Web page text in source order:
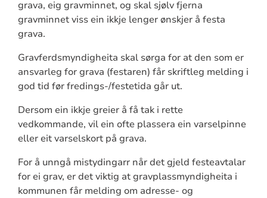
grava, eig gravminnet, og skal sjølv fjerna
gravminnet viss ein ikkje lenger ønskjer å festa
grava.
Gravferdsmyndigheita skal sørga for at den som er
ansvarleg for grava (festaren) får skriftleg melding i
god tid før fredings-/festetida går ut.
Dersom ein ikkje greier å få tak i rette
vedkommande, vil ein ofte plassera ein varselpinne
eller eit varselskort på grava.
For å unngå mistydingarr når det gjeld festeavtalar
for ei grav, er det viktig at gravplassmyndigheita i
kommunen får melding om adresse- og